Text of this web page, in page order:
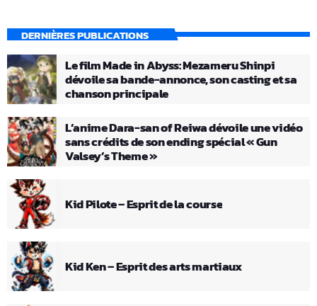
DERNIÈRES PUBLICATIONS
Le film Made in Abyss: Mezameru Shinpi
dévoile sa bande-annonce, son casting et sa
chanson principale
L’anime Dara-san of Reiwa dévoile une vidéo
sans crédits de son ending spécial « Gun
Valsey’s Theme »
Kid Pilote – Esprit de la course
Kid Ken – Esprit des arts martiaux